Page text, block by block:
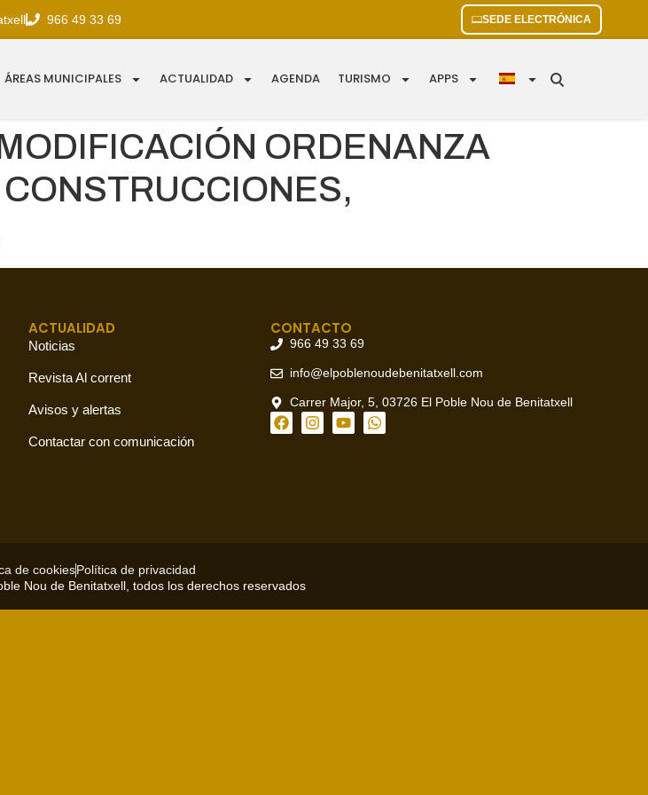
966 49 33 69 SEDE ELECTRÓNICA
ÁREAS MUNICIPALES ACTUALIDAD AGENDA TURISMO APPS
ORDENANZA
ACTUALIDAD
Noticias
Revista Al corrent
Avisos y alertas
Contactar con comunicación
CONTACTO
966 49 33 69
info@elpoblenoudebenitatxell.com
Carrer Major, 5, 03726 El Poble Nou de Benitatxell
de cookiesPolítica de privacidad
Nou de Benitatxell, todos los derechos reservados